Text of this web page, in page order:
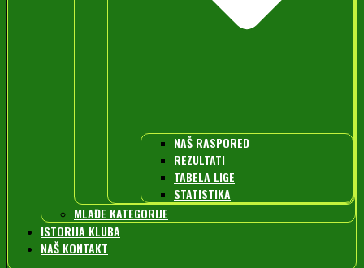
NAŠ RASPORED
REZULTATI
TABELA LIGE
STATISTIKA
MLAĐE KATEGORIJE
ISTORIJA KLUBA
NAŠ KONTAKT